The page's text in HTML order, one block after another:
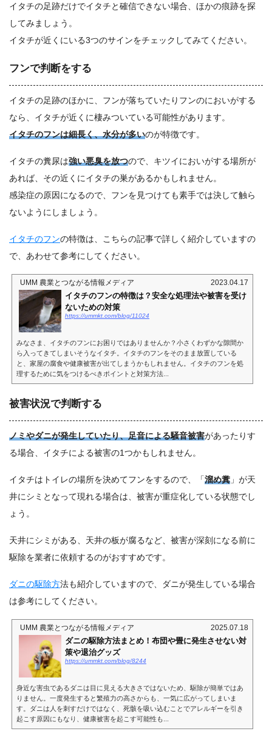
イタチの足跡だけでイタチと確信できない場合、ほかの痕跡を探
してみましょう。
イタチが近くにいる3つのサインをチェックしてみてください。
フンで判断をする
イタチの足跡のほかに、フンが落ちていたりフンのにおいがする
なら、イタチが近くに棲みついている可能性があります。
イタチのフンは細長く、水分が多いのが特徴です。
イタチの糞尿は強い悪臭を放つので、キツイにおいがする場所が
あれば、その近くにイタチの巣があるかもしれません。
感染症の原因になるので、フンを見つけても素手では決して触ら
ないようにしましょう。
イタチのフンの特徴は、こちらの記事で詳しく紹介していますの
で、あわせて参考にしてください。
UMM 農業とつながる情報メディア 2023.04.17
イタチのフンの特徴は？安全な処理法や被害を受け
ないための対策
https://ummkt.com/blog/11024
みなさま、イタチのフンにお困りではありませんか？小さくわずかな隙間か
ら入ってきてしまいそうなイタチ。イタチのフンをそのまま放置している
と、家屋の腐食や健康被害が出てしまうかもしれません。イタチのフンを処
理するために気をつけるべきポイントと対策方法...
被害状況で判断する
ノミやダニが発生していたり、足音による騒音被害があったりす
る場合、イタチによる被害の1つかもしれません。
イタチはトイレの場所を決めてフンをするので、「溜め糞 」が天
井にシミとなって現れる場合は、被害が重症化している状態でし
ょう。
天井にシミがある、天井の板が腐るなど、被害が深刻になる前に
駆除を業者に依頼するのがおすすめです。
ダニの駆除方法も紹介していますので、ダニが発生している場合
は参考にしてください。
UMM 農業とつながる情報メディア 2025.07.18
ダニの駆除方法まとめ！布団や畳に発生させない対
策や退治グッズ
https://ummkt.com/blog/8244
身近な害虫であるダニは目に見える大きさではないため、駆除が簡単ではあ
りません。一度発生すると繁殖力の高さからも、一気に広がってしまいま
す。ダニは人を刺すだけではなく、死骸を吸い込むことでアレルギーを引き
起こす原因にもなり、健康被害を起こす可能性も...